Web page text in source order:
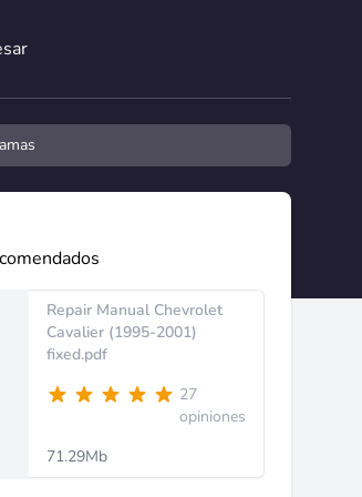
manuales
Repair Manual Chevrolet
Cavalier (1995-2001)
fixed.pdf
27
opiniones
71.29Mb